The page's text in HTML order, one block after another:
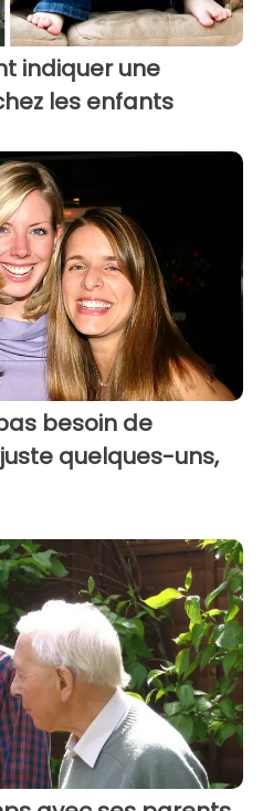
indiquer une
les enfants
besoin de
quelques-uns,